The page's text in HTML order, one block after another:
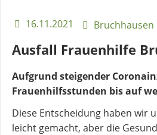
16.11.2021 Bruchhausen
Ausfall Frauenhilfe
Aufgrund steigender
Frauenhilfsstunden bis auf
Diese Entscheidung haben wir
leicht gemacht, aber die